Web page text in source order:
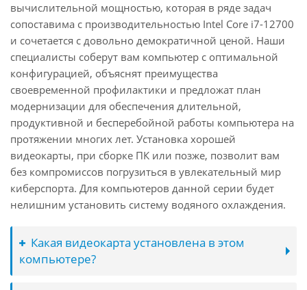
вычислительной мощностью, которая в ряде задач
сопоставима с производительностью Intel Core i7-12700
и сочетается с довольно демократичной ценой. Наши
специалисты соберут вам компьютер с оптимальной
конфигурацией, объяснят преимущества
своевременной профилактики и предложат план
модернизации для обеспечения длительной,
продуктивной и бесперебойной работы компьютера на
протяжении многих лет. Установка хорошей
видеокарты, при сборке ПК или позже, позволит вам
без компромиссов погрузиться в увлекательный мир
киберспорта. Для компьютеров данной серии будет
нелишним установить систему водяного охлаждения.
Какая видеокарта установлена в этом
компьютере?